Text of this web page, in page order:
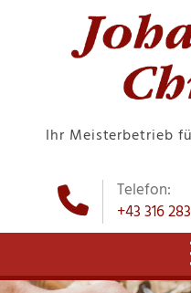
Ihr Meisterbetrieb

Telefon:
+43 316